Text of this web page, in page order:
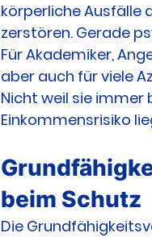
körperliche Ausfälle
zerstören. Gerade
Für Akademiker,
aber auch für viele
Nicht weil sie immer
Einkommensrisiko
beim Schutz
Die